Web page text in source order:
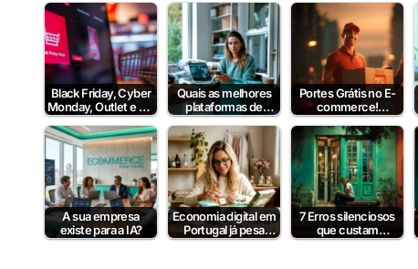
Black Friday, Cyber
Monday, Outlet e Dia
sem IVA! Posso
comunicar?
Quais as melhores
plataformas de
pagamento em
Portugal em 2026?
Portes Grátis no E-
commerce!
Vantagens e
Estratégias
A sua empresa
existe para a IA?
Economia digital em
Portugal já pesa
39% da produção
7 Erros silenciosos
que custam
milhares ao